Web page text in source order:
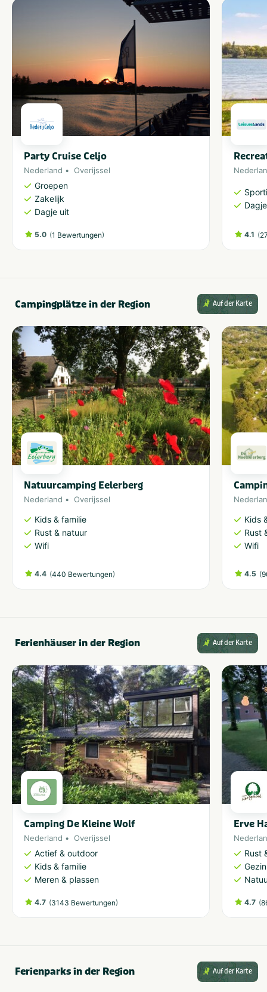
Party Cruise Celjo
Nederland Overijssel
Groepen
Zakelijk
Dagje uit
5.0 (1 Bewertungen) 4.1 (
Campingplätze in der Region Auf der Karte
Natuurcamping Eelerberg
Nederland Overijssel
Kids & familie
Rust & natuur
Wifi
4.4 (440 Bewertungen)
Kids
Rust
Wifi
4.5 (
Ferienhäuser in der Region Auf der Karte
Camping De Kleine Wolf
Nederland Overijssel
Actief & outdoor
Kids & familie
Meren & plassen
4.7 (3143 Bewertungen)
Erve
Rust
4.7 (
Ferienparks in der Region Auf der Karte